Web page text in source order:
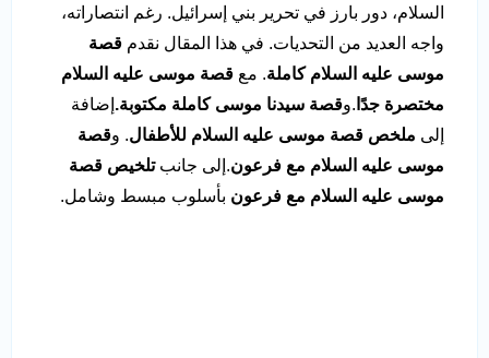
السلام، دور بارز في تحرير بني إسرائيل. رغم انتصاراته،
واجه العديد من التحديات. في هذا المقال نقدم قصة
موسى عليه السلام كاملة. مع قصة موسى عليه السلام
مختصرة جدًا .وقصة سيدنا موسى كاملة مكتوبة. إضافة
إلى ملخص قصة موسى عليه السلام للأطفال. وقصة
موسى عليه السلام مع فرعون.إلى جانبتلخيص قصة
موسى عليه السلام مع فرعون بأسلوب مبسط وشامل.